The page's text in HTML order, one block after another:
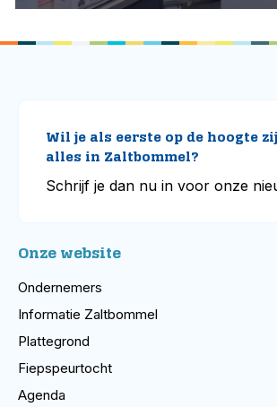
Wil je als eerste op de hoogte
alles in Zaltbommel?
Schrijf je dan nu in voor onze
Onze website
Ondernemers
Informatie Zaltbommel
Plattegrond
Fiepspeurtocht
Agenda